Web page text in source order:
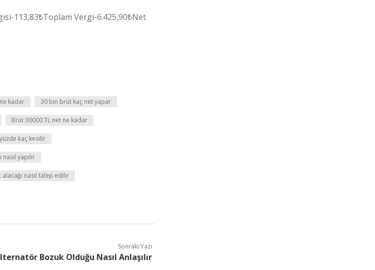
113,83₺Toplam Vergi-6.425,90₺Net
kadar 30 bin brüt kaç net yapar
Brüt 30000 TL net ne kadar
kaç kesilir
yapılır
alacağı nasıl talep edilir
Sonraki Yazı
Bozuk Olduğu Nasıl Anlaşılır